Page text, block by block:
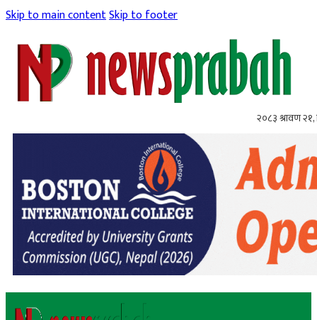
Skip to main contentSkip to footer
२०८३ श्रावण २१,